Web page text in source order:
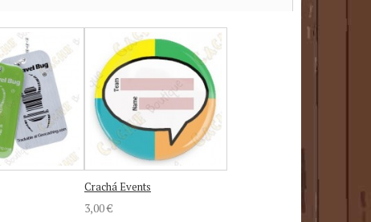
Crachá Events
3,00 €